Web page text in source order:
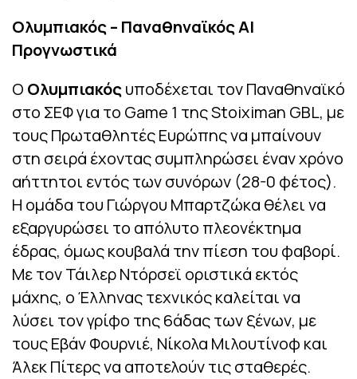
Ολυμπιακός – Παναθηναϊκός AI
Προγνωστικά
Ο Ολυμπιακόςυποδέχεται τον Παναθηναϊκό
στο ΣΕΦ για το Game 1 της Stoiximan GBL, με
τους Πρωταθλητές Ευρώπης να μπαίνουν
στη σειρά έχοντας συμπληρώσει έναν χρόνο
αήττητοι εντός των συνόρων (28-0 φέτος).
Η ομάδα του Γιώργου Μπαρτζώκα θέλει να
εξαργυρώσει το απόλυτο πλεονέκτημα
έδρας, όμως κουβαλά την πίεση του φαβορί.
Με τον Τάιλερ Ντόρσεϊ οριστικά εκτός
μάχης, ο Έλληνας τεχνικός καλείται να
λύσει τον γρίφο της 6άδας των ξένων, με
τους Εβάν Φουρνιέ, Νίκολα Μιλουτίνοφ και
Άλεκ Πίτερς να αποτελούν τις σταθερές.